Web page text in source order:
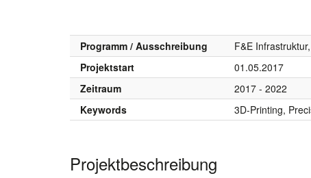
Programm / Ausschreibung F&E
Projektstart
01.05.2017
Zeitraum
2017 - 2022
Keywords
3D-Printing,
Projektbeschreibung